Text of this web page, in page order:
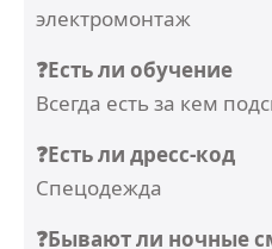
электромонтаж
❓Есть ли обучение
Всегда есть за кем
❓Есть ли дресс-код
Спецодежда
❓Бывают ли ночные